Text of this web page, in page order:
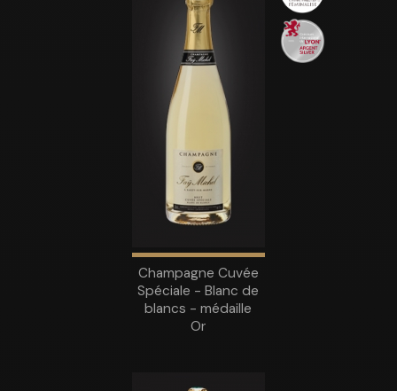
Champagne Cuvée
Spéciale - Blanc de
blancs - médaille
Or